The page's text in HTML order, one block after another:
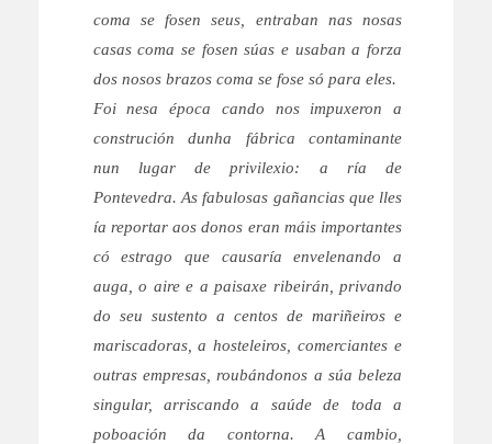
coma se fosen seus, entraban nas nosas
casas coma se fosen súas e usaban a forza
dos nosos brazos coma se fose só para eles.
Foi nesa época cando nos impuxeron a
construción dunha fábrica contaminante
nun lugar de privilexio: a ría de
Pontevedra. As fabulosas gañancias que lles
ía reportar aos donos eran máis importantes
có estrago que causaría envelenando a
auga, o aire e a paisaxe ribeirán, privando
do seu sustento a centos de mariñeiros e
mariscadoras, a hosteleiros, comerciantes e
outras empresas, roubándonos a súa beleza
singular, arriscando a saúde de toda a
poboación da contorna. A cambio,